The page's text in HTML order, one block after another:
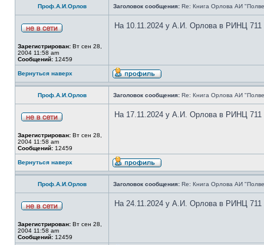
Проф.А.И.Орлов Заголовок сообщения: Re: Книга Орлова АИ
Зарегистрирован: Вт сен 28,
2004 11:58 am
Сообщений: 12459
На 10.11.2024 у А.И. Орлова в РИНЦ 711
Вернуться наверх
Проф.А.И.Орлов Заголовок сообщения: Re: Книга Орлова АИ
Зарегистрирован: Вт сен 28,
2004 11:58 am
Сообщений: 12459
На 17.11.2024 у А.И. Орлова в РИНЦ 711
Вернуться наверх
Проф.А.И.Орлов Заголовок сообщения: Re: Книга Орлова АИ
Зарегистрирован: Вт сен 28,
2004 11:58 am
Сообщений: 12459
На 24.11.2024 у А.И. Орлова в РИНЦ 711